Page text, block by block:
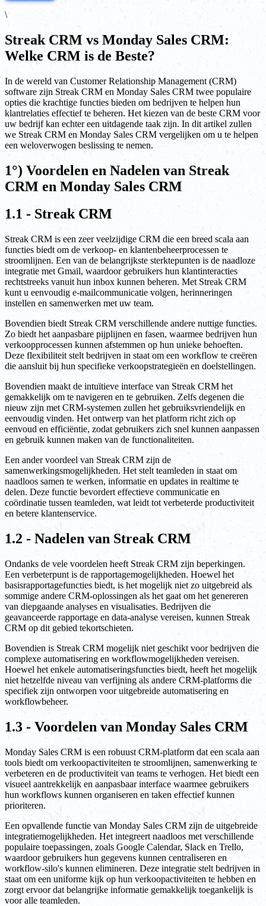
\
Streak CRM vs Monday Sales CRM:
Welke CRM is de Beste?
In de wereld van Customer Relationship Management (CRM)
software zijn Streak CRM en Monday Sales CRM twee populaire
opties die krachtige functies bieden om bedrijven te helpen hun
klantrelaties effectief te beheren. Het kiezen van de beste CRM voor
uw bedrijf kan echter een uitdagende taak zijn. In dit artikel zullen
we Streak CRM en Monday Sales CRM vergelijken om u te helpen
een weloverwogen beslissing te nemen.
1°) Voordelen en Nadelen van Streak
CRM en Monday Sales CRM
1.1 - Streak CRM
Streak CRM is een zeer veelzijdige CRM die een breed scala aan
functies biedt om de verkoop- en klantenbeheerprocessen te
stroomlijnen. Een van de belangrijkste sterktepunten is de naadloze
integratie met Gmail, waardoor gebruikers hun klantinteracties
rechtstreeks vanuit hun inbox kunnen beheren. Met Streak CRM
kunt u eenvoudig e-mailcommunicatie volgen, herinneringen
instellen en samenwerken met uw team.
Bovendien biedt Streak CRM verschillende andere nuttige functies.
Zo biedt het aanpasbare pijplijnen en fasen, waarmee bedrijven hun
verkoopprocessen kunnen afstemmen op hun unieke behoeften.
Deze flexibiliteit stelt bedrijven in staat om een workflow te creëren
die aansluit bij hun specifieke verkoopstrategieën en doelstellingen.
Bovendien maakt de intuïtieve interface van Streak CRM het
gemakkelijk om te navigeren en te gebruiken. Zelfs degenen die
nieuw zijn met CRM-systemen zullen het gebruiksvriendelijk en
eenvoudig vinden. Het ontwerp van het platform richt zich op
eenvoud en efficiëntie, zodat gebruikers zich snel kunnen aanpassen
en gebruik kunnen maken van de functionaliteiten.
Een ander voordeel van Streak CRM zijn de
samenwerkingsmogelijkheden. Het stelt teamleden in staat om
naadloos samen te werken, informatie en updates in realtime te
delen. Deze functie bevordert effectieve communicatie en
coördinatie tussen teamleden, wat leidt tot verbeterde productiviteit
en betere klantenservice.
1.2 - Nadelen van Streak CRM
Ondanks de vele voordelen heeft Streak CRM zijn beperkingen.
Een verbeterpunt is de rapportagemogelijkheden. Hoewel het
basisrapportagefuncties biedt, is het mogelijk niet zo uitgebreid als
sommige andere CRM-oplossingen als het gaat om het genereren
van diepgaande analyses en visualisaties. Bedrijven die
geavanceerde rapportage en data-analyse vereisen, kunnen Streak
CRM op dit gebied tekortschieten.
Bovendien is Streak CRM mogelijk niet geschikt voor bedrijven die
complexe automatisering en workflowmogelijkheden vereisen.
Hoewel het enkele automatiseringsfuncties biedt, heeft het mogelijk
niet hetzelfde niveau van verfijning als andere CRM-platforms die
specifiek zijn ontworpen voor uitgebreide automatisering en
workflowbeheer.
1.3 - Voordelen van Monday Sales CRM
Monday Sales CRM is een robuust CRM-platform dat een scala aan
tools biedt om verkoopactiviteiten te stroomlijnen, samenwerking te
verbeteren en de productiviteit van teams te verhogen. Het biedt een
visueel aantrekkelijk en aanpasbaar interface waarmee gebruikers
hun workflows kunnen organiseren en taken effectief kunnen
prioriteren.
Een opvallende functie van Monday Sales CRM zijn de uitgebreide
integratiemogelijkheden. Het integreert naadloos met verschillende
populaire toepassingen, zoals Google Calendar, Slack en Trello,
waardoor gebruikers hun gegevens kunnen centraliseren en
workflow-silo's kunnen elimineren. Deze integratie stelt bedrijven in
staat om een uniforme kijk op hun verkoopactiviteiten te hebben en
zorgt ervoor dat belangrijke informatie gemakkelijk toegankelijk is
voor alle teamleden.